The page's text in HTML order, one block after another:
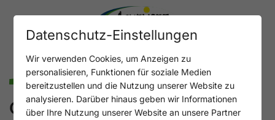
Nachhaltig & Sanft
GEMEINSAM MANTRA SINGEN
Datenschutz-Einstellungen
Wir verwenden Cookies, um Anzeigen zu
personalisieren, Funktionen für soziale Medien
bereitzustellen und die Nutzung unserer Website zu
analysieren. Darüber hinaus geben wir Informationen
über Ihre Nutzung unserer Website an unsere Partner